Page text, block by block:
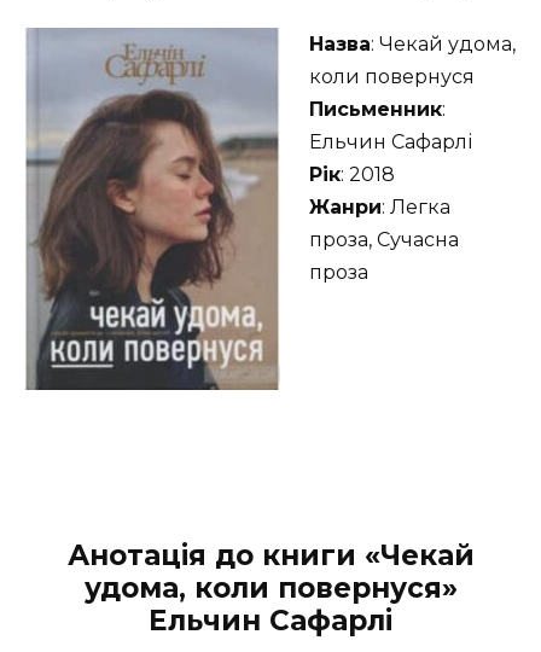
Назва: Чекай удома,
коли повернуся
Письменник:
Ельчин Сафарлі
Рік: 2018
Жанри: Легка
проза, Сучасна
проза
Анотація до книги «Чекай
удома, коли повернуся»
Ельчин Сафарлі